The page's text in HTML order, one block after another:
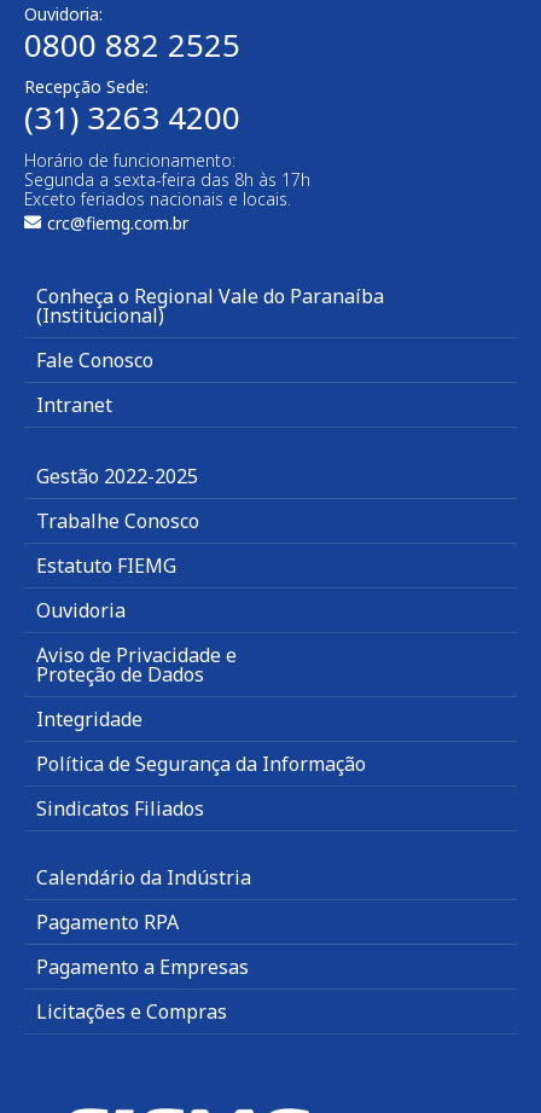
Ouvidoria:
0800 882 2525
Recepção Sede:
(31) 3263 4200
Horário de funcionamento:
Segunda a sexta-feira das 8h às 17h
Exceto feriados nacionais e locais.
crc@fiemg.com.br
Conheça o Regional Vale do Paranaíba
(Institucional)
Fale Conosco
Intranet
Gestão 2022-2025
Trabalhe Conosco
Estatuto FIEMG
Ouvidoria
Aviso de Privacidade e
Proteção de Dados
Integridade
Política de Segurança da Informação
Sindicatos Filiados
Calendário da Indústria
Pagamento RPA
Pagamento a Empresas
Licitações e Compras